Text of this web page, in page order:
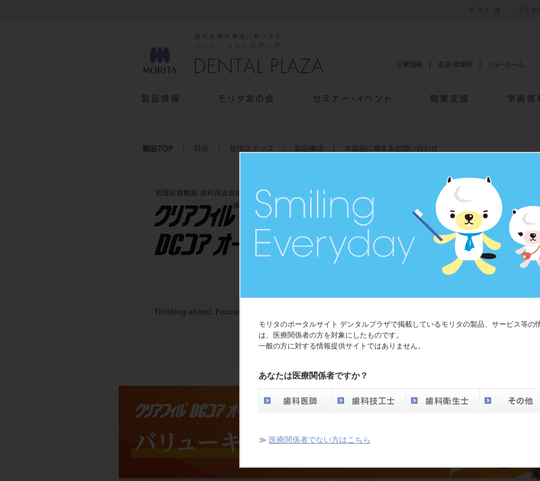
モリタのポータルサイト デンタルプラザで掲載しているモリタの製品、サービス等の
は、医療関係者の方を対象にしたものです。
一般の方に対する情報提供サイトではありません。
あなたは医療関係者ですか？
≫ 医療関係者でない方はこちら
ゲスト